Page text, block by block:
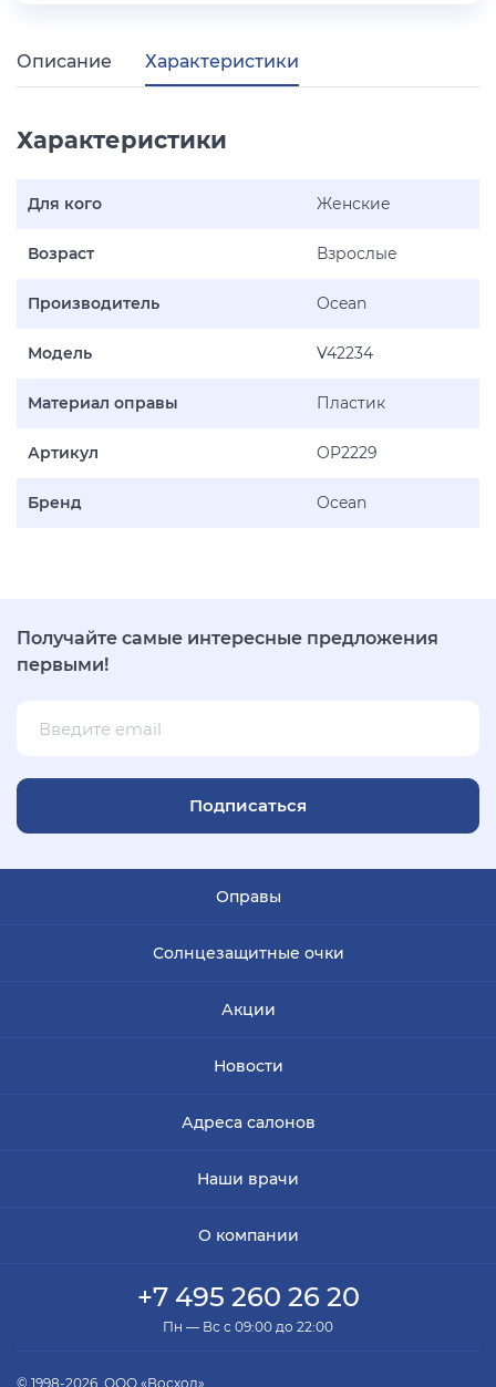
Описание Характеристики
Характеристики
Для кого Женские
Возраст Взрослые
Производитель Ocean
Модель V42234
Материал оправы Пластик
Артикул OP2229
Бренд Ocean
Получайте самые интересные предложения
первыми!
Подписаться
Оправы
Солнцезащитные очки
Акции
Новости
Адреса салонов
Наши врачи
О компании
+7 495 260 26 20
Пн — Вс с 09:00 до 22:00
© 1998-2026, ООО «Восход»